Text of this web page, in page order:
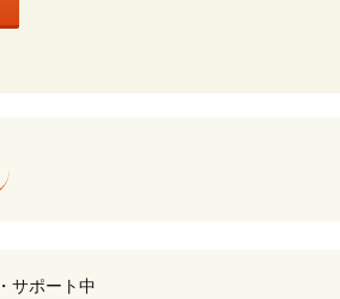
・サポート中